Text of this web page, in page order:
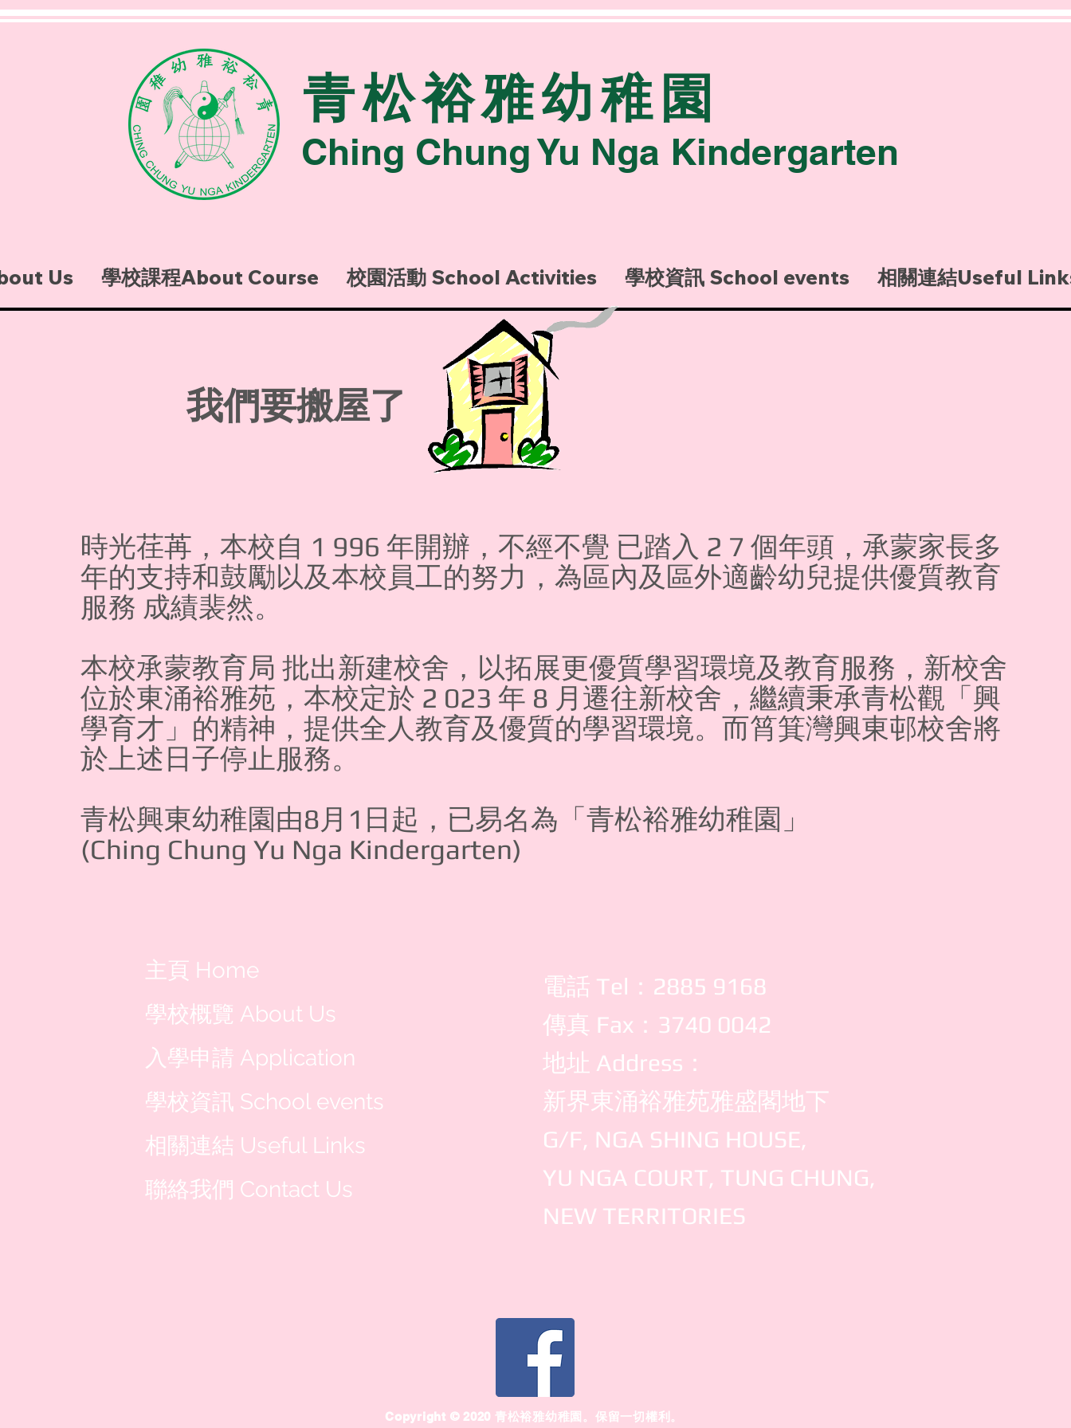
青松裕雅幼稚園
Ching Chung Yu Nga Kindergarten
Us 學校課程About Course 校園活動 School Activities 學校資訊 School events 相關連結Useful
我們要搬屋了
時光荏苒，本校自 1 996 年開辦，不經不覺 已踏入 2 7 個年頭，承蒙家長多
年的支持和鼓勵以及本校員工的努力，為區內及區外適齡幼兒提供優質教育
服務 成績裴然。
本校承蒙教育局 批出新建校舍，以拓展更優質學習環境及教育服務，新校舍
位於東涌裕雅苑，本校定於 2 023 年 8 月遷往新校舍，繼續秉承青松觀「興
學育才」的精神，提供全人教育及優質的學習環境。而筲箕灣興東邨校舍將
於上述日子停止服務。
青松興東幼稚園由8月1日起，已易名為「青松裕雅幼稚園」
(Ching Chung Yu Nga Kindergarten)
主頁 Home
學校概覽 About Us
入學申請 Application
學校資訊 School events
相關連結 Useful Links
聯絡我們 Contact Us
電話 Tel：2885 9168
傳真 Fax：3740 0042
地址 Address：
新界東涌裕雅苑雅盛閣地下
G/F, NGA SHING HOUSE,
YU NGA COURT, TUNG CHUNG,
NEW TERRITORIES
​Copyright © 2020 青松裕雅幼稚園。保留一切權利。